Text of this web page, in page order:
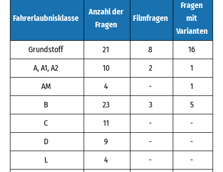
Fahrerlaubnisklasse
Anzahl der
Fragen
Filmfragen
Fragen
mit
Varianten
Grundstoff
21 8
16
A, A1, A2
10 2
1
AM
4 -
1
B
23 3
5
C
11 -
-
D
9 -
-
L
4 -
-